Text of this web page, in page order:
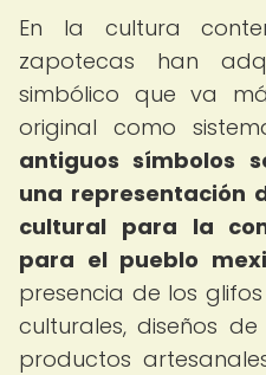
En la cultura
zapotecas han
simbólico que va
original como
antiguos símbolos
una representación
cultural para la
para el pueblo
presencia de los
culturales, diseños
productos